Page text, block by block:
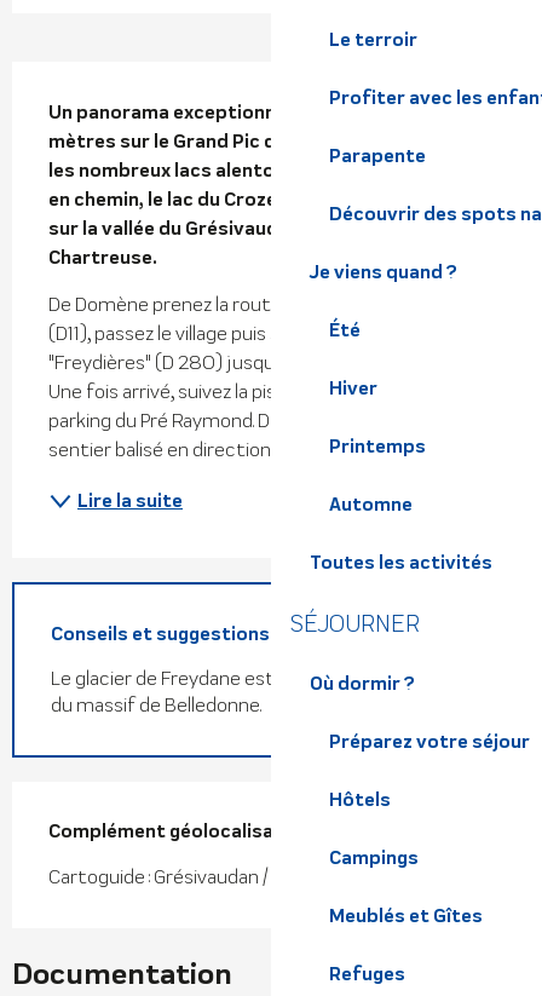
Le terroir
Profiter avec les
Parapente
Découvrir des spots
Je viens quand ?
Été
Hiver
Printemps
Automne
Toutes les activités
SÉJOURNER
Où dormir ?
Préparez votre séjour
Hôtels
Campings
Meublés et Gîtes
Refuges
Description
Un panorama exceptionnel du haut de ses 2926
mètres sur le Grand Pic de Belledonne voisin et
les nombreux lacs alentours. A ne pas manquer
en chemin, le lac du Crozet et sa splendide vue
sur la vallée du Grésivaudan et le massif de la
Chartreuse.
De Domène prenez la route en direction de Revel
(D11), passez le village puis suivez les panneaux
"Freydières" (D 280) jusqu'à la Grange de Freydières.
Une fois arrivé, suivez la piste et garez-vous au
parking du Pré Raymond. De là, empruntez ensuite le
sentier balisé en direction du lac du Crozet....
Lire la suite
Conseils et suggestions
Le glacier de Freydane est l'unique glacier crevassé
du massif de Belledonne.
Complément géolocalisation
Complément géolocalisation
Cartoguide : Grésivaudan / IGN TOP 25 n°3335 OT
Documentation